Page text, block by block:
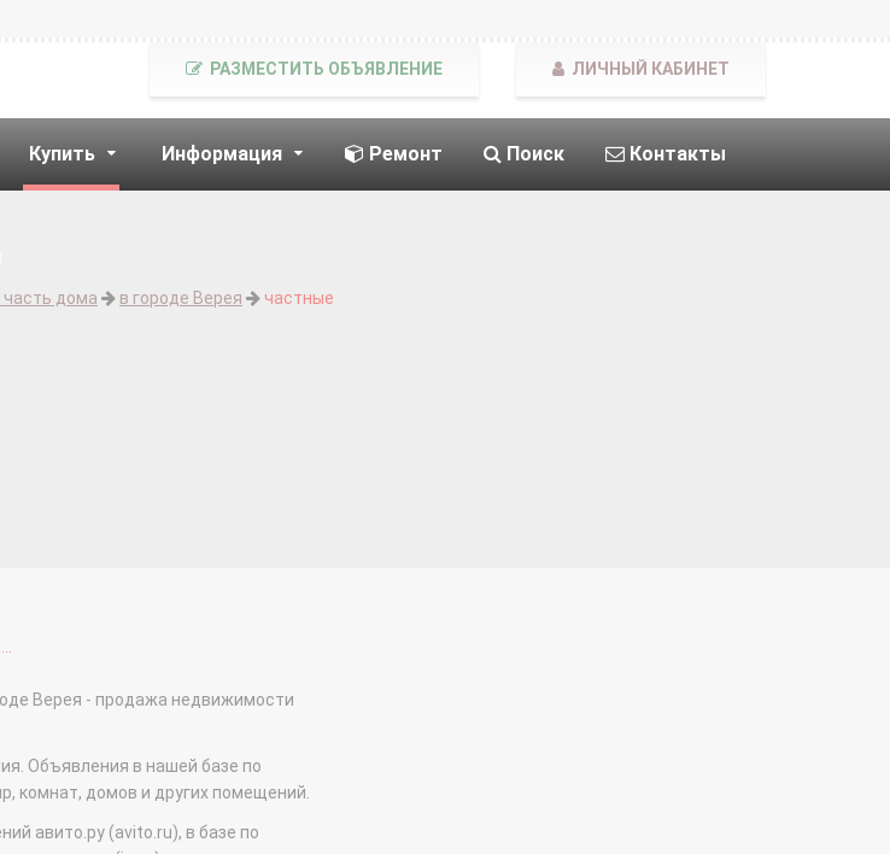
Купить Информация Ремонт Поиск Контакты
РАЗМЕСТИТЬ ОБЪЯВЛЕНИЕ ЛИЧНЫЙ КАБИНЕТ
часть дома в городе Верея
частные
Верея - продажа недвижимости
Объявления в нашей базе по
комнат, домов и других помещений.
авито.ру (avito.ru), в базе по